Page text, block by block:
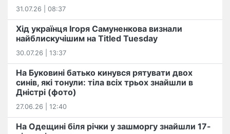
31.07.26 | 08:37
Хід українця Ігоря Самуненкова визнали
найблискучішим на Titled Tuesday
30.07.26 | 13:37
На Буковині батько кинувся рятувати двох
синів, які тонули: тіла всіх трьох знайшли в
Дністрі (фото)
27.06.26 | 12:40
На Одещині біля річки у зашморгу знайшли 17-